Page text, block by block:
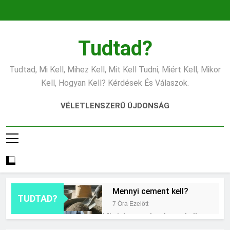
Tudtad?
Tudtad, Mi Kell, Mihez Kell, Mit Kell Tudni, Miért Kell, Mikor
Kell, Hogyan Kell? Kérdések És Válaszok.
VÉLETLENSZERŰ ÚJDONSÁG
TUDTAD?
Mennyi cement kell?
7 Óra Ezelőtt
Mit jelent a thm hogy kell